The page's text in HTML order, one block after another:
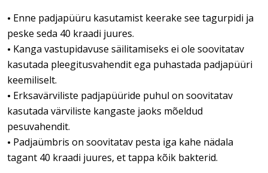
• Enne padjapüüru kasutamist keerake see tagurpidi ja
peske seda 40 kraadi juures.
• Kanga vastupidavuse säilitamiseks ei ole soovitatav
kasutada pleegitusvahendit ega puhastada padjapüüri
keemiliselt.
• Erksavärviliste padjapüüride puhul on soovitatav
kasutada värviliste kangaste jaoks mõeldud
pesuvahendit.
• Padjaümbris on soovitatav pesta iga kahe nädala
tagant 40 kraadi juures, et tappa kõik bakterid.